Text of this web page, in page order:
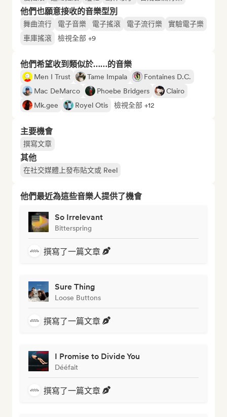
他們也願意接收的音樂型別
舞曲流行 電子音樂 電子搖滾 電子流行樂
實驗電子樂
車庫搖滾
檢視全部 +9
他們希望收到類似於……的音樂
Men I Trust Tame Impala
Fontaines D.C.
Mac DeMarco
Phoebe Bridgers
Clairo
Mk.gee
Royel Otis 檢視全部 +12
主要機會
撰寫文章
其他
在社交媒體上發布貼文或 Reel
他們最近為這些音樂人提供了機會
So Irrelevant
Bitterspring
撰寫了一篇文章
Sure Thing
Loose Buttons
撰寫了一篇文章
I Promise to Divide You
Dééfait
撰寫了一篇文章